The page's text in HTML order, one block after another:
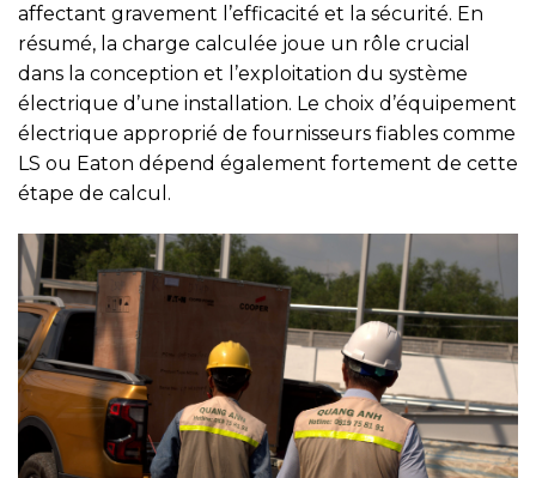
affectant gravement l’efficacité et la sécurité. En
résumé, la charge calculée joue un rôle crucial
dans la conception et l’exploitation du système
électrique d’une installation. Le choix d’équipement
électrique approprié de fournisseurs fiables comme
LS ou Eaton dépend également fortement de cette
étape de calcul.